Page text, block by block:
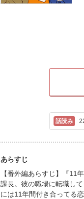
あらすじ
【番外編あらすじ】『11
課長。彼の職場に転職し
には11年間付き合ってる